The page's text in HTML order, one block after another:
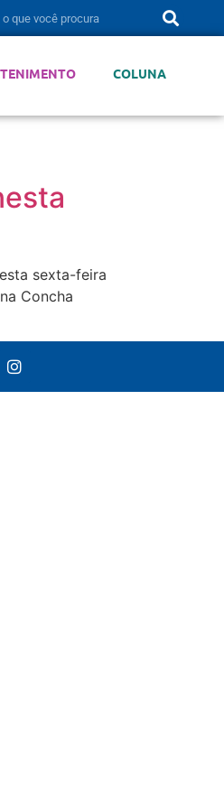
COLUNA
sexta-feira
Concha